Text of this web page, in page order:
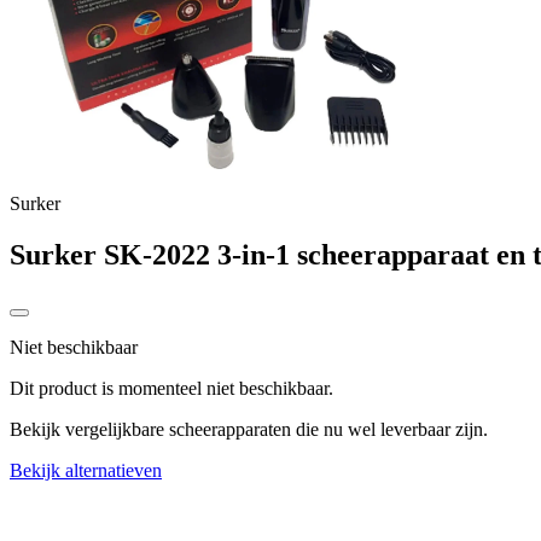
Surker
Surker SK-2022 3-in-1 scheerapparaat
Niet beschikbaar
Dit product is momenteel niet beschikbaar.
Bekijk vergelijkbare scheerapparaten die nu wel leverbaar zijn.
Bekijk alternatieven